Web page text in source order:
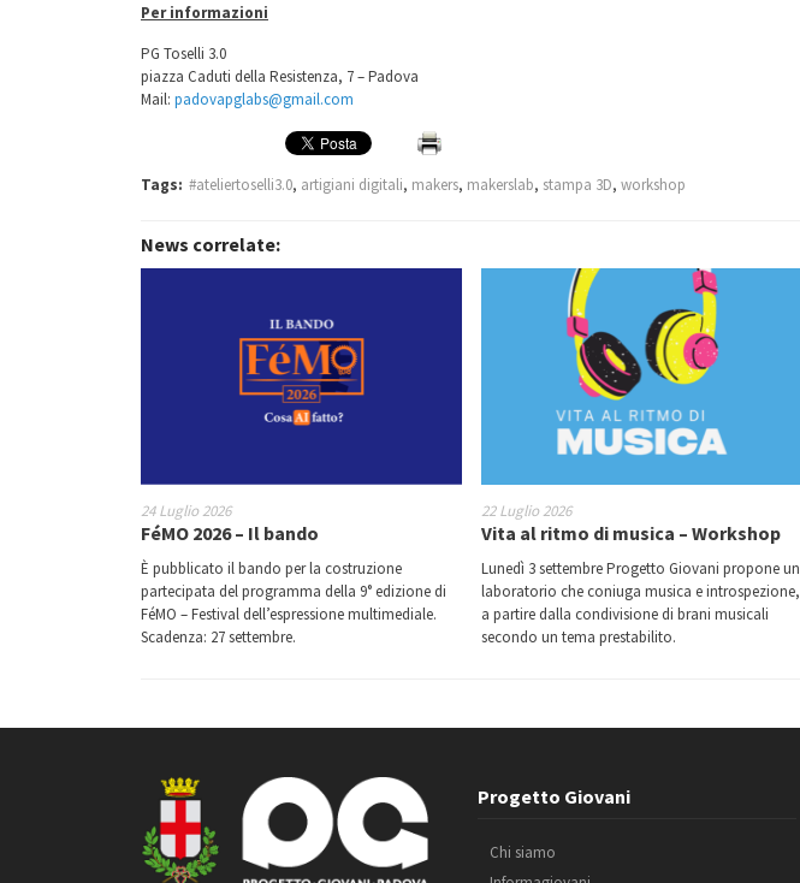
Per informazioni
PG Toselli 3.0
piazza Caduti della Resistenza, 7 – Padova
Mail: padovapglabs@gmail.com
Tags: #ateliertoselli3.0, artigiani digitali, makers, makerslab, stampa 3D, workshop
News correlate:
24 Luglio 2026
FéMO 2026 – Il bando
È pubblicato il bando per la costruzione
partecipata del programma della 9° edizione di
FéMO – Festival dell’espressione multimediale.
Scadenza: 27 settembre.
22 Luglio 2026
Vita al ritmo di musica – Workshop
Lunedì 3 settembre Progetto Giovani propone un
laboratorio che coniuga musica e introspezione,
a partire dalla condivisione di brani musicali
secondo un tema prestabilito.
Progetto Giovani
Chi siamo